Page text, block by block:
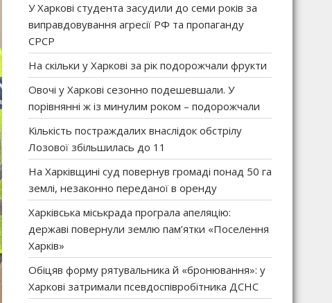
У Харкові студента засудили до семи років за
виправдовування агресії РФ та пропаганду
СРСР
На скільки у Харкові за рік подорожчали фрукти
Овочі у Харкові сезонно подешевшали. У
порівнянні ж із минулим роком – подорожчали
Кількість постраждалих внаслідок обстрілу
Лозової збільшилась до 11
На Харківщині суд повернув громаді понад 50 га
землі, незаконно переданої в оренду
Харківська міськрада програла апеляцію:
державі повернули землю пам’ятки «Поселення
Харків»
Обіцяв форму рятувальника й «бронювання»: у
Харкові затримали псевдоспівробітника ДСНС